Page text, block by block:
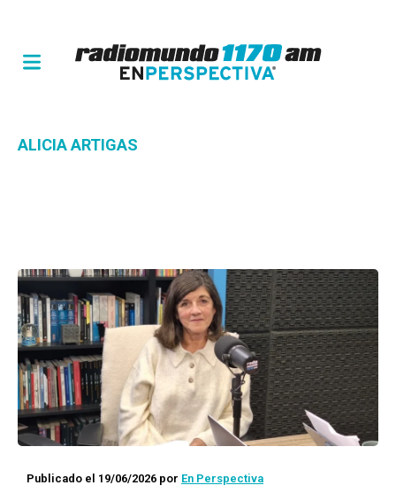
ALICIA ARTIGAS
Publicado el 19/06/2026 por En Perspectiva